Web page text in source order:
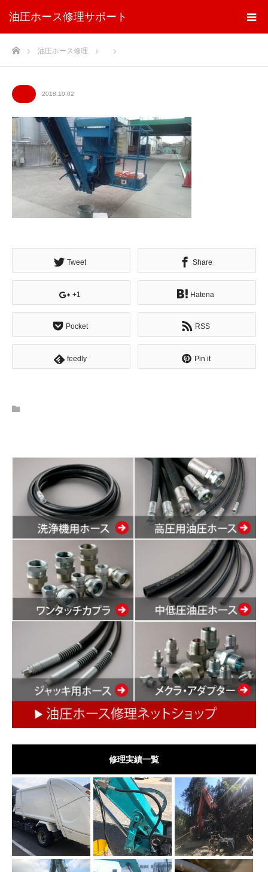
油圧ホース修理サポート
ホーム油圧ホース修理
2018.10.02
Tweet Share
+1 Hatena
Pocket RSS
feedly Pin it
修理実績一覧